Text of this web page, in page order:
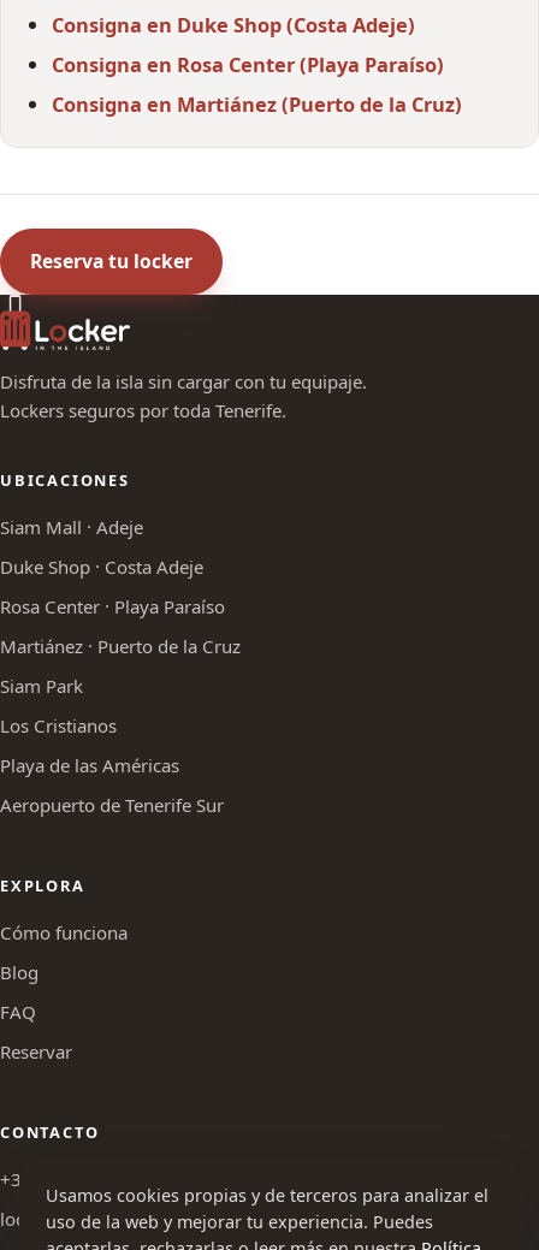
Consigna en Duke Shop (Costa Adeje)
Consigna en Rosa Center (Playa Paraíso)
Consigna en Martiánez (Puerto de la Cruz)
Reserva tu locker
Disfruta de la isla sin cargar con tu equipaje.
Lockers seguros por toda Tenerife.
UBICACIONES
Siam Mall · Adeje
Duke Shop · Costa Adeje
Rosa Center · Playa Paraíso
Martiánez · Puerto de la Cruz
Siam Park
Los Cristianos
Playa de las Américas
Aeropuerto de Tenerife Sur
EXPLORA
Cómo funciona
Blog
FAQ
Reservar
CONTACTO
+34 644 727 452
lockerintheisland@gmail.com
Usamos cookies propias y de terceros para analizar el
uso de la web y mejorar tu experiencia. Puedes